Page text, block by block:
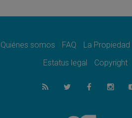
08.08.2026
07.08.2026
se convierte en
Honduras: Los
crisis olvidada
Bokalic: "En
Quiénes somos FAQ La Propiedad
Estatus legal
Copyright